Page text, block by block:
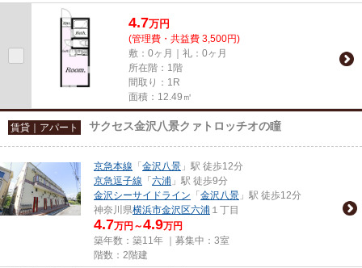
4.7万円
(管理費・共益費 3,500円)
敷：0ヶ月｜礼：0ヶ月
所在階：1階
間取り：1R
面積：12.49㎡
賃貸｜アパート サクセス金沢八景クァトロッチオの瞳
京急本線 「 金沢八景 」駅 徒歩12分
京急逗子線 「 六浦 」駅 徒歩9分
金沢シーサイドライン 「 金沢八景 」駅 徒歩12分
神奈川県横浜市金沢区六浦 １丁目
4.7万円～4.9万円
築年数：築11年 ｜募集中： 3室
階数：2階建